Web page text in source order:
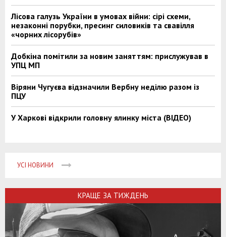
Лісова галузь України в умовах війни: сірі схеми,
незаконні порубки, пресинг силовиків та свавілля
«чорних лісорубів»
Добкіна помітили за новим заняттям: прислужував в
УПЦ МП
Віряни Чугуєва відзначили Вербну неділю разом із
ПЦУ
У Харкові відкрили головну ялинку міста (ВІДЕО)
УСІ НОВИНИ
КРАЩЕ ЗА ТИЖДЕНЬ